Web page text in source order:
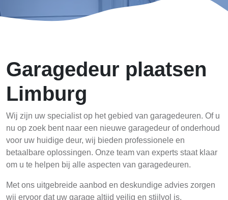
Garagedeur plaatsen
Limburg
Wij zijn uw specialist op het gebied van garagedeuren. Of u
nu op zoek bent naar een nieuwe garagedeur of onderhoud
voor uw huidige deur, wij bieden professionele en
betaalbare oplossingen. Onze team van experts staat klaar
om u te helpen bij alle aspecten van garagedeuren.
Met ons uitgebreide aanbod en deskundige advies zorgen
wij ervoor dat uw garage altijd veilig en stijlvol is.